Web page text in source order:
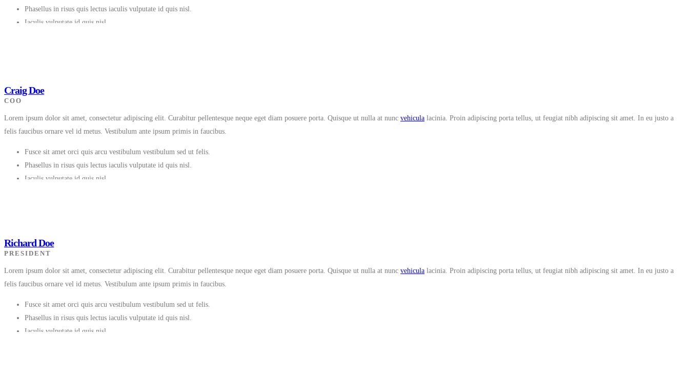
Phasellus in risus quis lectus iaculis vulputate id quis nisl.
Iaculis vulputate id quis nisl.
Craig Doe
COO
Lorem ipsum dolor sit amet, consectetur adipiscing elit. Curabitur pellentesque neque eget diam posuere porta. Quisque ut nulla at nunc vehicula lacinia. Proin adipiscing porta tellus, ut feugiat nibh adipiscing sit amet. In eu justo a
felis faucibus ornare vel id metus. Vestibulum ante ipsum primis in faucibus.
Fusce sit amet orci quis arcu vestibulum vestibulum sed ut felis.
Phasellus in risus quis lectus iaculis vulputate id quis nisl.
Iaculis vulputate id quis nisl.
Richard Doe
PRESIDENT
Lorem ipsum dolor sit amet, consectetur adipiscing elit. Curabitur pellentesque neque eget diam posuere porta. Quisque ut nulla at nunc vehicula lacinia. Proin adipiscing porta tellus, ut feugiat nibh adipiscing sit amet. In eu justo a
felis faucibus ornare vel id metus. Vestibulum ante ipsum primis in faucibus.
Fusce sit amet orci quis arcu vestibulum vestibulum sed ut felis.
Phasellus in risus quis lectus iaculis vulputate id quis nisl.
Iaculis vulputate id quis nisl.